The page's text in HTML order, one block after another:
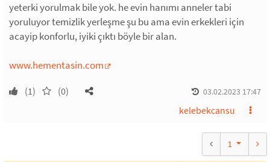
yeterki yorulmak bile yok. he evin hanımı anneler tabi
yoruluyor temizlik yerleşme şu bu ama evin erkekleri için
acayip konforlu, iyiki çıktı böyle bir alan.
www.hementasin.com
(1) (0) 03.02.2023 17:47
kelebekcansu
1